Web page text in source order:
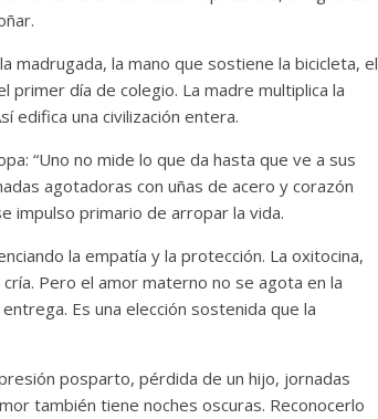
madrugada, la mano que sostiene la bicicleta, el
primer día de colegio. La madre multiplica la
edifica una civilización entera.
“Uno no mide lo que da hasta que ve a sus
agotadoras con uñas de acero y corazón
impulso primario de arropar la vida.
la empatía y la protección. La oxitocina,
Pero el amor materno no se agota en la
Es una elección sostenida que la
posparto, pérdida de un hijo, jornadas
también tiene noches oscuras. Reconocerlo